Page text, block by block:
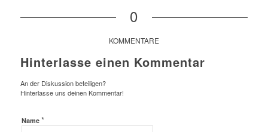
0
KOMMENTARE
Hinterlasse einen Kommentar
An der Diskussion beteiligen?
Hinterlasse uns deinen Kommentar!
Name *